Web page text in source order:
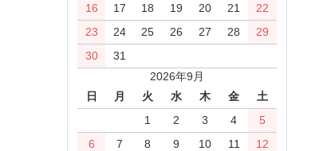
16
17 18 19 20 21
22
23
24 25 26 27 28
29
30
31
2026年9月
日
月 火 水 木 金
土
1
2 3 4
5
6
7 8 9 10 11
12